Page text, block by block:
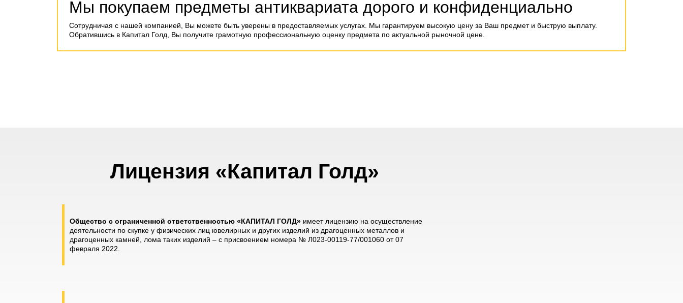
Мы покупаем предметы антиквариата дорого и конфиденциально
Сотрудничая с нашей компанией, Вы можете быть уверены в предоставляемых услугах. Мы гарантируем высокую цену за Ваш предмет и быструю выплату.
Обратившись в Капитал Голд, Вы получите грамотную профессиональную оценку предмета по актуальной рыночной цене.
Лицензия «Капитал Голд»
Общество с ограниченной ответственностью «КАПИТАЛ ГОЛД» имеет лицензию на осуществление
деятельности по скупке у физических лиц ювелирных и других изделий из драгоценных металлов и
драгоценных камней, лома таких изделий – с присвоением номера № Л023-00119-77/001060 от 07
февраля 2022.